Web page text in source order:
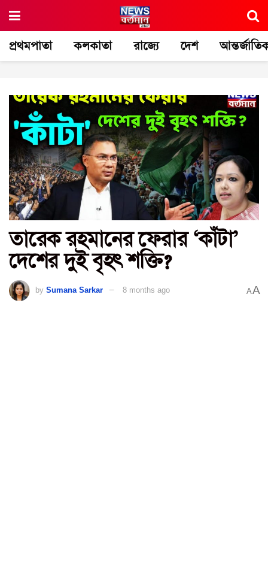
প্রথমপাতা কলকাতা রাজ্যে দেশ
তারেক রহমানের ফেরার ‘কাঁটা’
দেশের দুই বৃহৎ শক্তি?
by Sumana Sarkar 8 months ago AA